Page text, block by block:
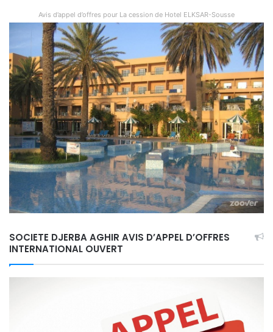
Avis d’appel d’offres pour La cession de Hotel ELKSAR-Sousse
SOCIETE DJERBA AGHIR AVIS D’APPEL D’OFFRES
INTERNATIONAL OUVERT